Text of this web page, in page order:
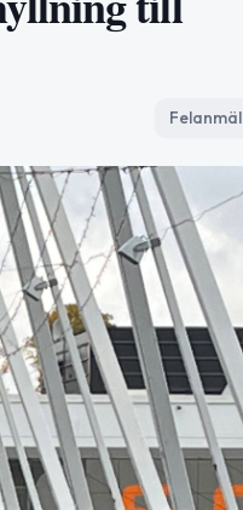
Felanmäl